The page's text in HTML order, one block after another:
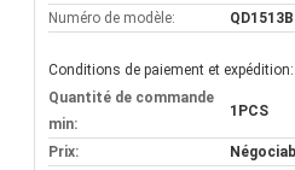
Numéro de modèle:
QD1513B
Conditions de paiement et expédition:
Quantité de commande
min:
1PCS
Prix: